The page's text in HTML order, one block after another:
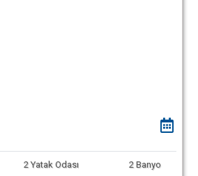
2 Yatak Odası 2 Banyo